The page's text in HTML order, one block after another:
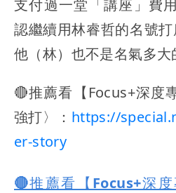
支付過一堂「講座」費
認繼續用林睿哲的名號
他（林）也不是名氣多大
🔴推薦看【Focus+深度
強打〉： https://
er-story
🔴推薦看【Focus+深